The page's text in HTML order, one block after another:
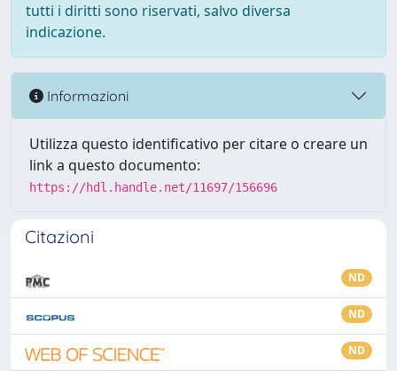
tutti i diritti sono riservati, salvo diversa
indicazione.
Informazioni
Utilizza questo identificativo per citare o creare un
link a questo documento:
https://hdl.handle.net/11697/156696
Citazioni
ND
ND
ND